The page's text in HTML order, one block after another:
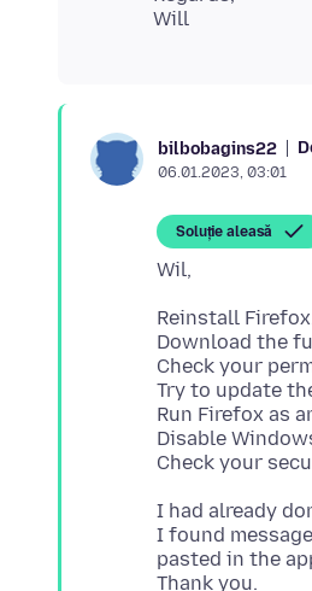
bilbobagins22
06.01.2023, 03:01
Soluție aleasă
Reinstall
Download the
Check your
Try to update
Run Firefox as
Disable
I had already
I found
pasted in the